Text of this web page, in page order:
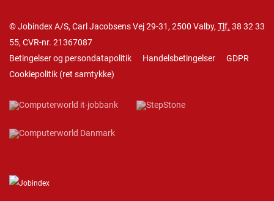
© Jobindex A/S, Carl Jacobsens Vej 29-31, 2500 Valby, Tlf. 38 32 33
55, CVR-nr. 21367087
Betingelser og persondatapolitik
Handelsbetingelser
GDPR
Cookiepolitik (ret samtykke)